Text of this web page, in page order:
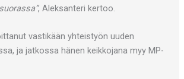
, Aleksanteri kertoo.
vastikään yhteistyön uuden
ja jatkossa hänen keikkojana myy MP-